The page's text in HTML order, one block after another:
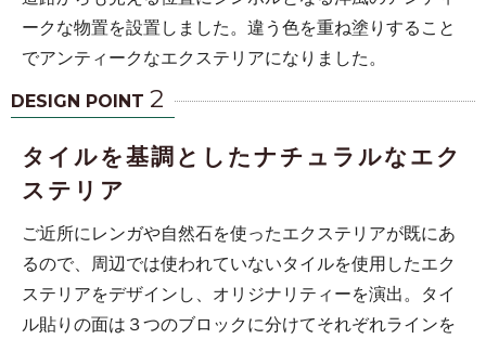
ークな物置を設置しました。違う色を重ね塗りすること
でアンティークなエクステリアになりました。
DESIGN POINT 2
タイルを基調としたナチュラルなエク
ステリア
ご近所にレンガや自然石を使ったエクステリアが既にあ
るので、周辺では使われていないタイルを使用したエク
ステリアをデザインし、オリジナリティーを演出。タイ
ル貼りの面は３つのブロックに分けてそれぞれラインを